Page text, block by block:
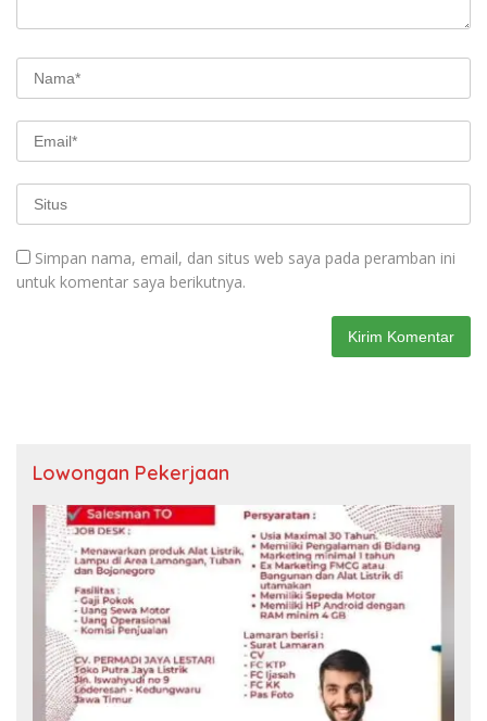
Simpan nama, email, dan situs web saya pada peramban ini
untuk komentar saya berikutnya.
Lowongan Pekerjaan